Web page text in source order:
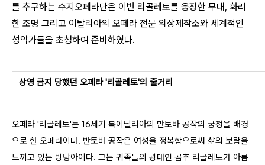
를 추구하는 수지오페라단은 이번 리골레토를 웅장한 무대, 화려
한 조명 그리고 이탈리아의 오페라 전문 의상제작소와 세계적인
성악가들을 초청하여 준비하였다.
상영 금지 당했던 오페라 '리골레토'의 줄거리
오페라 '리골레토'는 16세기 북이탈리아의 만토바 공작의 궁정을 배경
으로 한 오페라이다. 반토바 공작은 여성을 정복함으로써 삶의 보람을
느끼고 있는 방탕아이다. 그는 귀족들의 광대인 곱추 리골레토가 아름